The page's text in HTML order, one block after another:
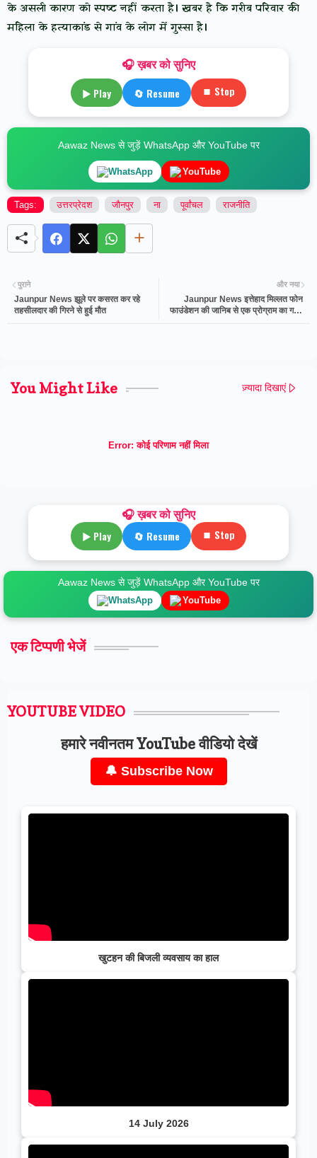
के असली कारण को स्पष्ट नहीं करता है। खबर है कि गरीब परिवार की
महिला के हत्याकांड से गांव के लोग में गुस्सा है।
🎧 ख़बर को सुनिए
▶ Play 🔄 Resume ⏹ Stop
Aawaz News से जुड़ें WhatsApp और YouTube पर
WhatsApp YouTube
Tags: उत्तरप्रेदश जौनपुर ना पूर्वांचल राजनीति
और नया
Jaunpur News इत्तेहाद मिल्लत फोन
फाउंडेशन की जानिब से एक प्रोग्राम का गठन
पुराने
Jaunpur News झूले पर कसरत कर रहे
तहसीलदार की गिरने से हुई मौत
You Might Like ज़्यादा दिखाएं
Error: कोई परिणाम नहीं मिला
🎧 ख़बर को सुनिए
▶ Play 🔄 Resume ⏹ Stop
Aawaz News से जुड़ें WhatsApp और YouTube पर
WhatsApp YouTube
एक टिप्पणी भेजें
YOUTUBE VIDEO
हमारे नवीनतम YouTube वीडियो देखें
🔔 Subscribe Now
खुटहन की बिजली व्यवसाय का हाल
14 July 2026